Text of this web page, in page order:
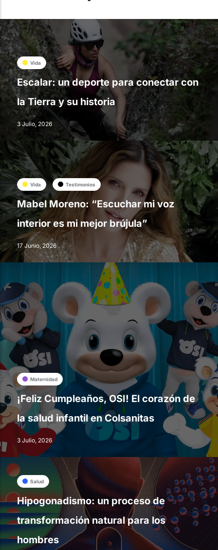
Vida
Escalar: un deporte para conectar con
la Tierra y su historia
3 Julio, 2026
Vida Testimonios
Mabel Moreno: “Escuchar mi voz
interior es mi mejor brújula”
17 Junio, 2026
Maternidad
¡Feliz Cumpleaños, OSI! El corazón de
la salud infantil en Colsanitas
3 Julio, 2026
Salud
Hipogonadismo: un proceso de
transformación natural para los
hombres